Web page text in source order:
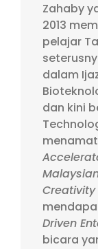
Zahaby
2013
pelajar
dalam
dan kini
Driven
bicara